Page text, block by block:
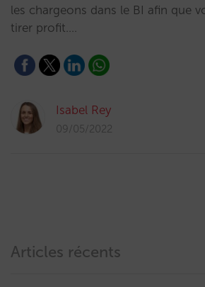
les chargeons dans le BI afin que
tirer profit.…
Isabel Rey
09/05/2022
Articles récents